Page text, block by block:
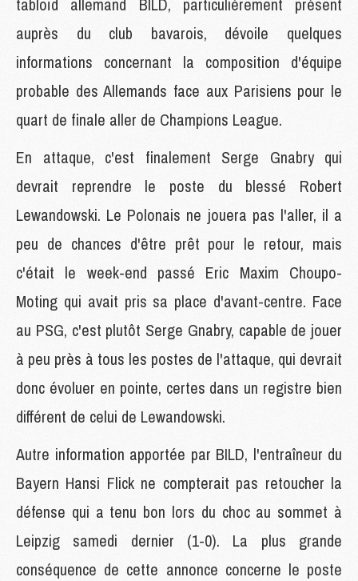
auprès du club bavarois, dévoile quelques
informations concernant la composition d'équipe
probable des Allemands face aux Parisiens pour le
quart de finale aller de Champions League.
En attaque, c'est finalement Serge Gnabry qui
devrait reprendre le poste du blessé Robert
Lewandowski. Le Polonais ne jouera pas l'aller, il a
peu de chances d'être prêt pour le retour, mais
c'était le week-end passé Eric Maxim Choupo-
Moting qui avait pris sa place d'avant-centre. Face
au PSG, c'est plutôt Serge Gnabry, capable de jouer
à peu près à tous les postes de l'attaque, qui devrait
donc évoluer en pointe, certes dans un registre bien
différent de celui de Lewandowski.
Autre information apportée par BILD, l'entraîneur du
Bayern Hansi Flick ne compterait pas retoucher la
défense qui a tenu bon lors du choc au sommet à
Leipzig samedi dernier (1-0). La plus grande
conséquence de cette annonce concerne le poste